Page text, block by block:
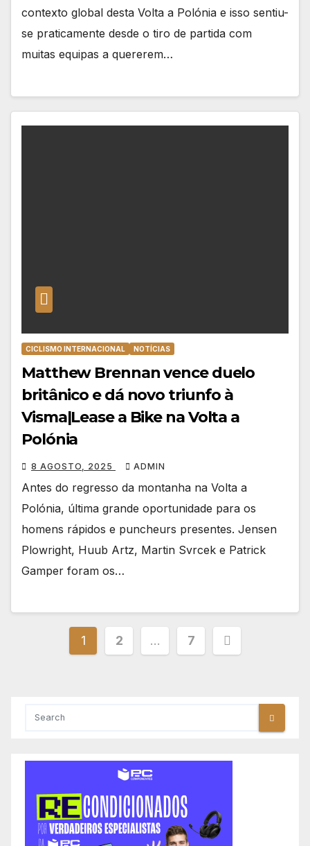
contexto global desta Volta a Polónia e isso sentiu-
se praticamente desde o tiro de partida com
muitas equipas a quererem…
CICLISMO INTERNACIONAL NOTÍCIAS
Matthew Brennan vence duelo
britânico e dá novo triunfo à
Visma|Lease a Bike na Volta a
Polónia
8 AGOSTO, 2025 ADMIN
Antes do regresso da montanha na Volta a
Polónia, última grande oportunidade para os
homens rápidos e puncheurs presentes. Jensen
Plowright, Huub Artz, Martin Svrcek e Patrick
Gamper foram os…
Paginação
1 2 … 7